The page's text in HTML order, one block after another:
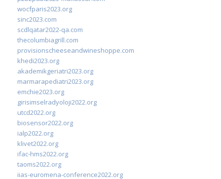
wocfparis2023.org
sinc2023.com
scdlqatar2022-qa.com
thecolumbiagrill.com
provisionscheeseandwineshoppe.com
khedi2023.org
akademikgeriatri2023.org
marmarapediatri2023.org
emchie2023.org
girisimselradyoloji2022.org
utcd2022.org
biosensor2022.org
ialp2022.org
klivet2022.org
ifac-hms2022.org
taoms2022.org
iias-euromena-conference2022.org